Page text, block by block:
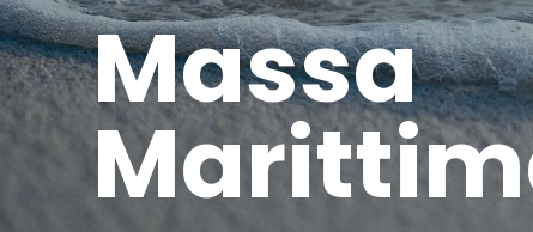
Massa